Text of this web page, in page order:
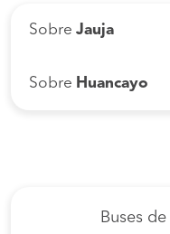
Sobre Jauja
Sobre Huancayo
Buses de